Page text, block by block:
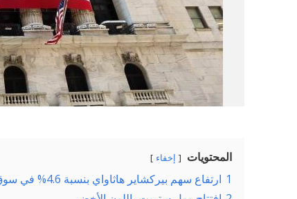
المحتويات إخفاء
1 ارتفاع سهم بيركشاير هاثاواي بنسبة 4.6% في سوق ما قبل البيع بعد الأرباح